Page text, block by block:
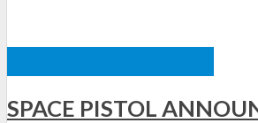
SPACE PISTOL